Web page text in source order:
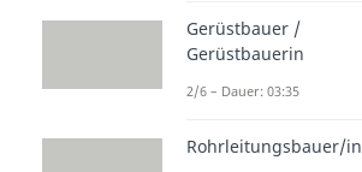
Gerüstbauer /
Gerüstbauerin
2/6 – Dauer: 03:35
Rohrleitungsbauer/in